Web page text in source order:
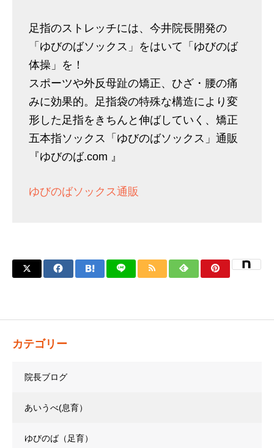
足指のストレッチには、今井院長開発の
「ゆびのばソックス」をはいて「ゆびのば
体操」を！
スポーツや外反母趾の矯正、ひざ・腰の痛
みに効果的。足指袋の特殊な構造により変
形した足指をきちんと伸ばしていく、矯正
五本指ソックス「ゆびのばソックス」通販
『ゆびのば.com 』
ゆびのばソックス通販
カテゴリー
院長ブログ
あいうべ(息育）
ゆびのば（足育）